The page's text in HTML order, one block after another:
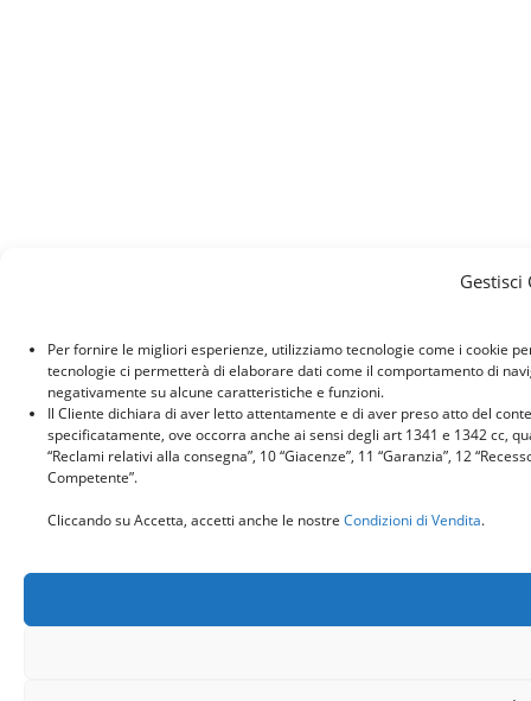
Gestisci
Per fornire le migliori esperienze, utilizziamo tecnologie come i cookie
tecnologie ci permetterà di elaborare dati come il comportamento di
negativamente su alcune caratteristiche e funzioni.
Il Cliente dichiara di aver letto attentamente e di aver preso atto del
specificatamente, ove occorra anche ai sensi degli art 1341 e 1342 cc,
“Reclami relativi alla consegna”, 10 “Giacenze”, 11 “Garanzia”, 12
Competente”.
Cliccando su Accetta, accetti anche le nostre Condizioni di Vendita.